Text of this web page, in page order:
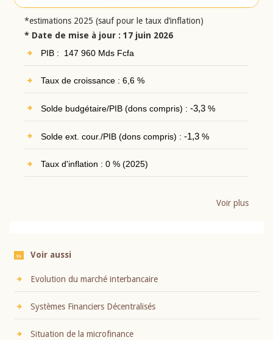
*estimations 2025 (sauf pour le taux d’inflation)
* Date de mise à jour : 17 juin 2026
PIB : 147 960 Mds Fcfa
Taux de croissance : 6,6 %
Solde budgétaire/PIB (dons compris) : -3,3%
Solde ext. cour./PIB (dons compris) : -1,3%
Taux d'inflation : 0 % (2025)
Voir plus
Voir aussi
Evolution du marché interbancaire
Systèmes Financiers Décentralisés
Situation de la microfinance